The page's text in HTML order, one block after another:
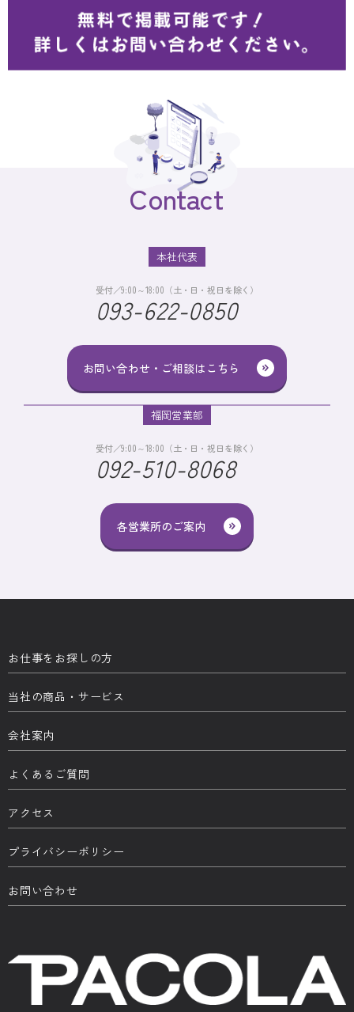
Contact
お問い合わせ・ご相談はこちら
本社代表
受付／9:00～18:00（土・日・祝日を除く）
093-622-0850
各営業所のご案内
福岡営業部
受付／9:00～18:00（土・日・祝日を除く）
092-510-8068
お仕事をお探しの方
当社の商品・サービス
会社案内
よくあるご質問
アクセス
プライバシーポリシー
お問い合わせ